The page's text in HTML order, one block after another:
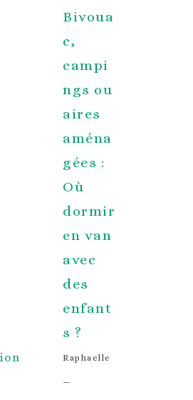
Bivoua
c,
campi
ngs ou
aires
aména
gées :
Où
dormir
en van
avec
des
enfant
s ?
Raphaelle
—